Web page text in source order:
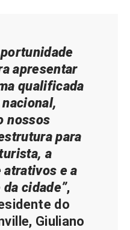
apresentar
qualificada
nossos
para
a
e a
cidade”,
do
Giuliano